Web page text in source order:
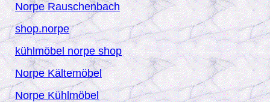
Norpe Rauschenbach
shop.norpe
kühlmöbelnorpeshop
Norpe Kältemöbel
Norpe Kühlmöbel